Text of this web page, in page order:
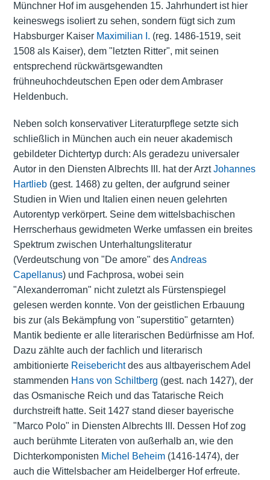
Münchner Hof im ausgehenden 15. Jahrhundert ist hier
keineswegs isoliert zu sehen, sondern fügt sich zum
Habsburger Kaiser Maximilian I. (reg. 1486-1519, seit
1508 als Kaiser), dem "letzten Ritter", mit seinen
entsprechend rückwärtsgewandten
frühneuhochdeutschen Epen oder dem Ambraser
Heldenbuch.
Neben solch konservativer Literaturpflege setzte sich
schließlich in München auch ein neuer akademisch
gebildeter Dichtertyp durch: Als geradezu universaler
Autor in den Diensten Albrechts III. hat der ArztJohannes
Hartlieb(gest. 1468) zu gelten, der aufgrund seiner
Studien in Wien und Italien einen neuen gelehrten
Autorentyp verkörpert. Seine dem wittelsbachischen
Herrscherhaus gewidmeten Werke umfassen ein breites
Spektrum zwischen Unterhaltungsliteratur
(Verdeutschung von "De amore" desAndreas
Capellanus) und Fachprosa, wobei sein
"Alexanderroman" nicht zuletzt als Fürstenspiegel
gelesen werden konnte. Von der geistlichen Erbauung
bis zur (als Bekämpfung von "superstitio" getarnten)
Mantik bediente er alle literarischen Bedürfnisse am Hof.
Dazu zählte auch der fachlich und literarisch
ambitionierte Reiseberichtdes aus altbayerischem Adel
stammenden Hans von Schiltberg (gest. nach 1427), der
das Osmanische Reich und das Tatarische Reich
durchstreift hatte. Seit 1427 stand dieser bayerische
"Marco Polo" in Diensten Albrechts III. Dessen Hof zog
auch berühmte Literaten von außerhalb an, wie den
Dichterkomponisten Michel Beheim(1416-1474), der
auch die Wittelsbacher am Heidelberger Hof erfreute.